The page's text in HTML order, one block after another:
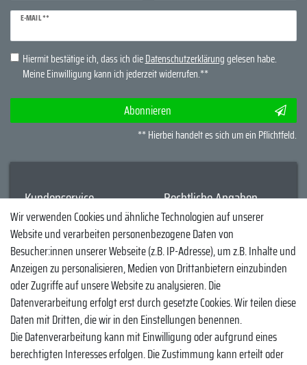
E-MAIL **
Newsletter
Honig
Hiermit bestätige ich, dass ich dieDaten­schutz­erklärunggelesen habe.
Meine Einwilligung kann ich jederzeit widerrufen.**
Abonnieren
** Hierbei handelt es sich um ein Pflichtfeld.
Kundenservice
Widerrufsrecht
Zahlung und Versand
Erklärung zur Barrierefreiheit
Vertrag widerrufen
Rechtliche Angaben
Datenschutzerklärung
AGB und
Kundeninformationen
Impressum
Socials
YouTube
Wir verwenden Cookies und ähnliche Technologien auf unserer
Website und verarbeiten personenbezogene Daten von
Besucher:innen unserer Webseite (z.B. IP-Adresse), um z.B. Inhalte und
Anzeigen zu personalisieren, Medien von Drittanbietern einzubinden
oder Zugriffe auf unsere Website zu analysieren. Die
Datenverarbeitung erfolgt erst durch gesetzte Cookies. Wir teilen diese
Daten mit Dritten, die wir in den Einstellungen benennen.
Die Datenverarbeitung kann mit Einwilligung oder aufgrund eines
berechtigten Interesses erfolgen. Die Zustimmung kann erteilt oder